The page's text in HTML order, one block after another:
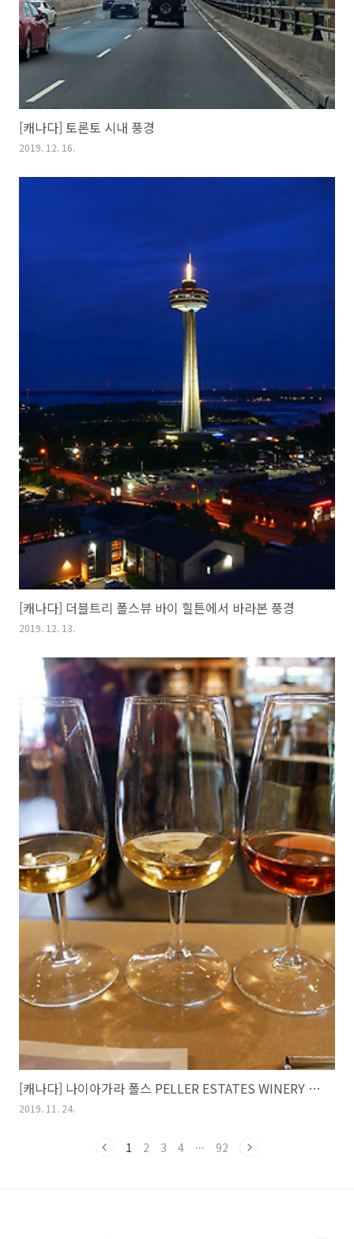
[캐나다] 토론토 시내 풍경
2019. 12. 16.
[캐나다] 더블트리 폴스뷰 바이 힐튼에서 바라본 풍경
2019. 12. 13.
[캐나다] 나이아가라 폴스 PELLER ESTATES WINERY 와이너리
2019. 11. 24.
1 2 3 4 ··· 92